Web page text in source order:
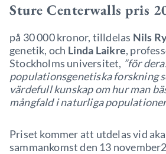
Sture Centerwalls pris
på 30 000 kronor, tilldelas Nils
genetik, och Linda Laikre,
Stockholms universitet, ”för
populationsgenetiska forskning
värdefull kunskap om hur man
mångfald i naturliga
Priset kommer att utdelas vid
sammankomst den 13